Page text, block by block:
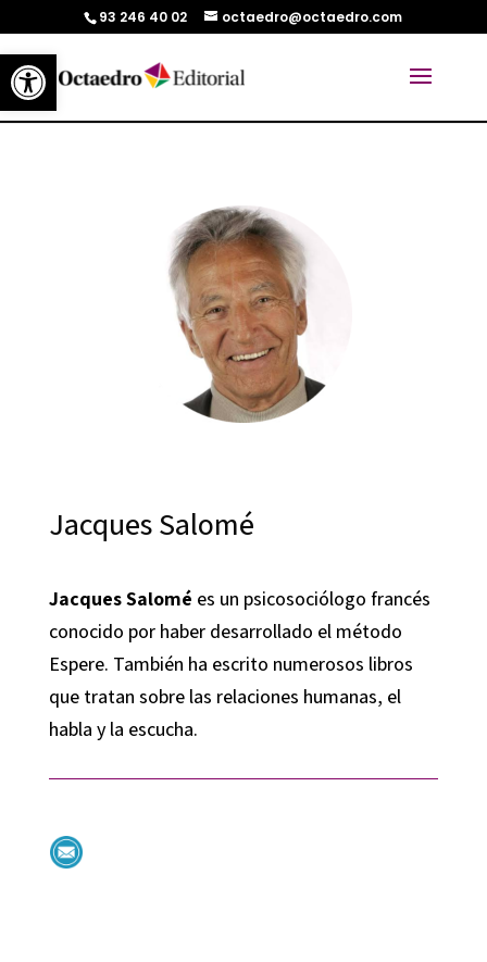
Abrir barra de herramientas
93 246 40 02 octaedro@octaedro.com
Jacques Salomé
Jacques Salomé es un psicosociólogo francés
conocido por haber desarrollado el método
Espere. También ha escrito numerosos libros
que tratan sobre las relaciones humanas, el
habla y la escucha.